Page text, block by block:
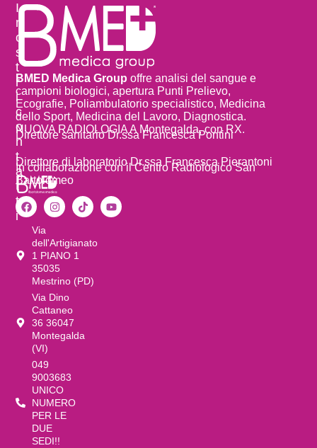
BMED Medica Group offre analisi del sangue e
campioni biologici, apertura Punti Prelievo,
Ecografie, Poliambulatorio specialistico, Medicina
dello Sport, Medicina del Lavoro, Diagnostica.
NUOVA RADIOLOGIA A Montegalda, con RX.
Direttore sanitario Dr.ssa Francesca Pontini
Direttore di laboratorio Dr.ssa Francesca Pierantoni
In collaborazione con il Centro Radiologico San
Bartolomeo
I
n
o
s
t
r
i
c
o
n
t
a
t
t
i
Via
dell'Artigianato
1 PIANO 1
35035
Mestrino (PD)
Via Dino
Cattaneo
36 36047
Montegalda
(VI)
049
9003683
UNICO
NUMERO
PER LE
DUE
SEDI!!